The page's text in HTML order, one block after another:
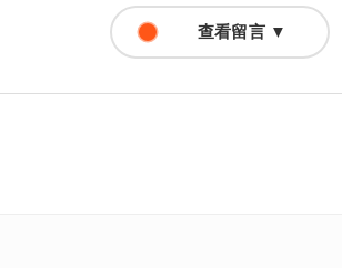
查看留言 ▼